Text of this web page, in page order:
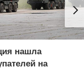
нашла
на